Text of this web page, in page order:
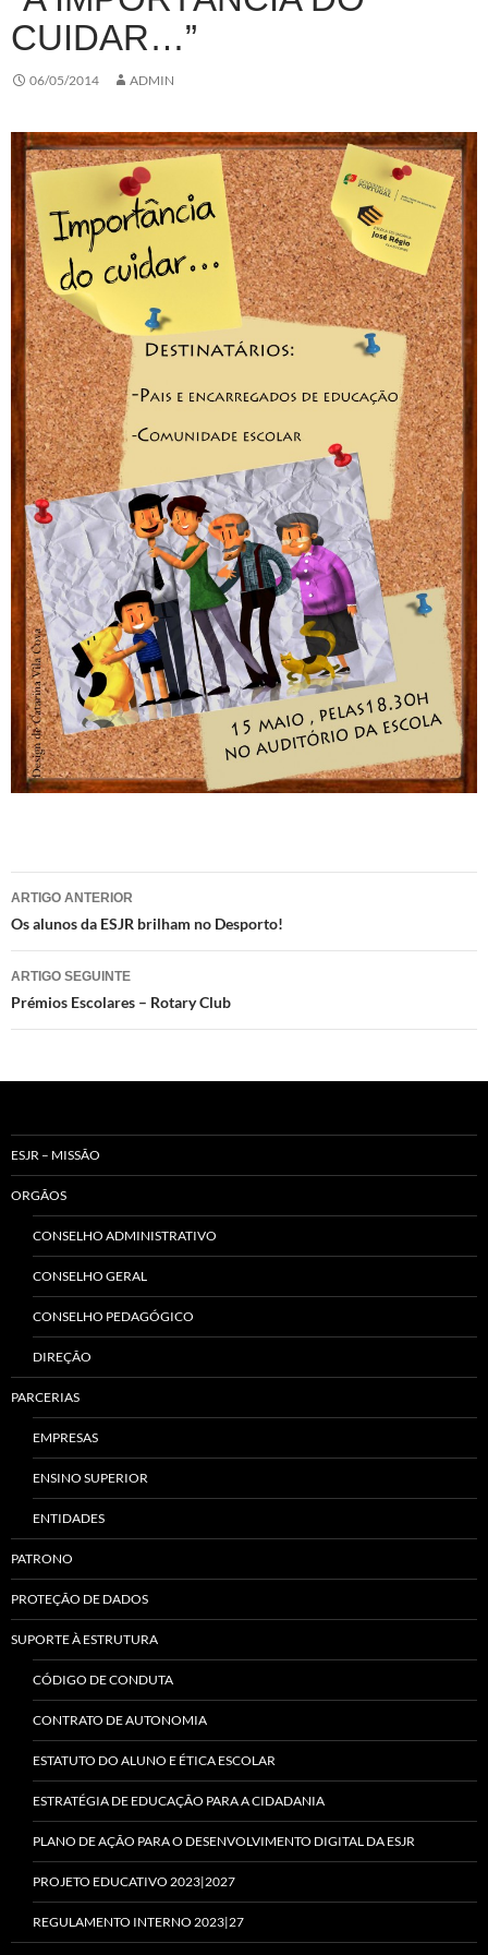
CUIDAR…”
06/05/2014 ADMIN
Navegação
de
artigos
ARTIGO ANTERIOR
Os alunos da ESJR brilham no Desporto!
ARTIGO SEGUINTE
Prémios Escolares – Rotary Club
ESJR – MISSÃO
ORGÃOS
CONSELHO ADMINISTRATIVO
CONSELHO GERAL
CONSELHO PEDAGÓGICO
DIREÇÃO
PARCERIAS
EMPRESAS
ENSINO SUPERIOR
ENTIDADES
PATRONO
PROTEÇÃO DE DADOS
SUPORTE À ESTRUTURA
CÓDIGO DE CONDUTA
CONTRATO DE AUTONOMIA
ESTATUTO DO ALUNO E ÉTICA ESCOLAR
ESTRATÉGIA DE EDUCAÇÃO PARA A CIDADANIA
PLANO DE AÇÃO PARA O DESENVOLVIMENTO DIGITAL DA ESJR
PROJETO EDUCATIVO 2023|2027
REGULAMENTO INTERNO 2023|27